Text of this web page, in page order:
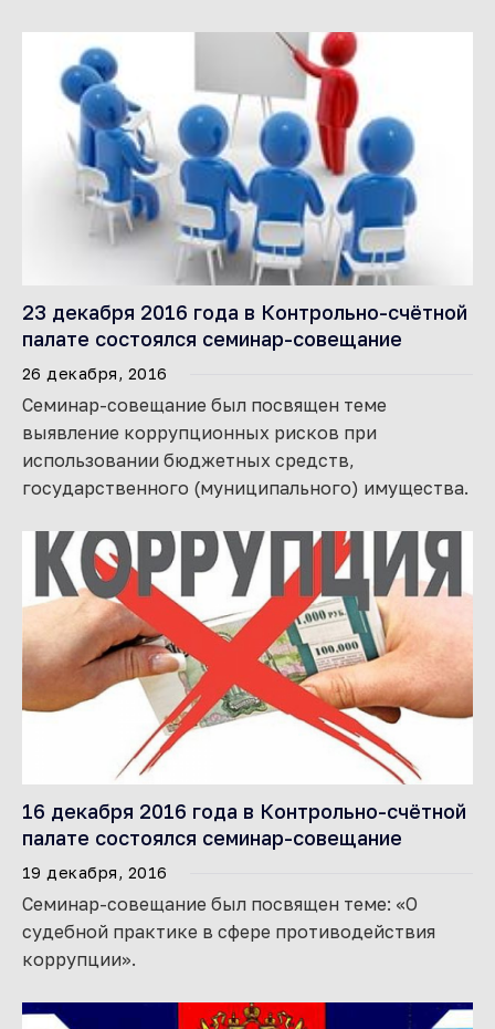
23 декабря 2016 года в Контрольно-счётной
палате состоялся семинар-совещание
26 декабря, 2016
Семинар-совещание был посвящен теме
выявление коррупционных рисков при
использовании бюджетных средств,
государственного (муниципального) имущества.
16 декабря 2016 года в Контрольно-счётной
палате состоялся семинар-совещание
19 декабря, 2016
Семинар-совещание был посвящен теме: «О
судебной практике в сфере противодействия
коррупции».